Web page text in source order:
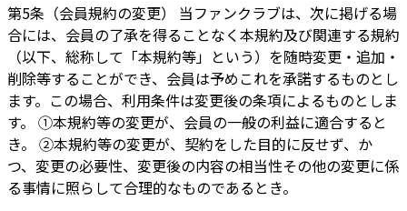
第5条（会員規約の変更） 当ファンクラブは、次に掲げる場
合には、会員の了承を得ることなく本規約及び関連する規約
（以下、総称して「本規約等」という）を随時変更・追加・
削除等することができ、会員は予めこれを承諾するものとし
ます。この場合、利用条件は変更後の条項によるものとしま
す。 ①本規約等の変更が、会員の一般の利益に適合すると
き。 ②本規約等の変更が、契約をした目的に反せず、か
つ、変更の必要性、変更後の内容の相当性その他の変更に係
る事情に照らして合理的なものであるとき。